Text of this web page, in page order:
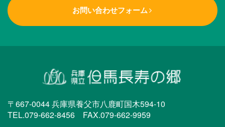
お問い合わせフォーム
〒667-0044 兵庫県養父市八鹿町国木594-10
TEL.079-662-8456 FAX.079-662-9959